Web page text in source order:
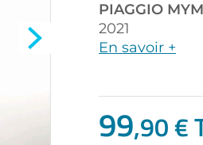
PIAGGIO
2021
En savoir +
99,90 €